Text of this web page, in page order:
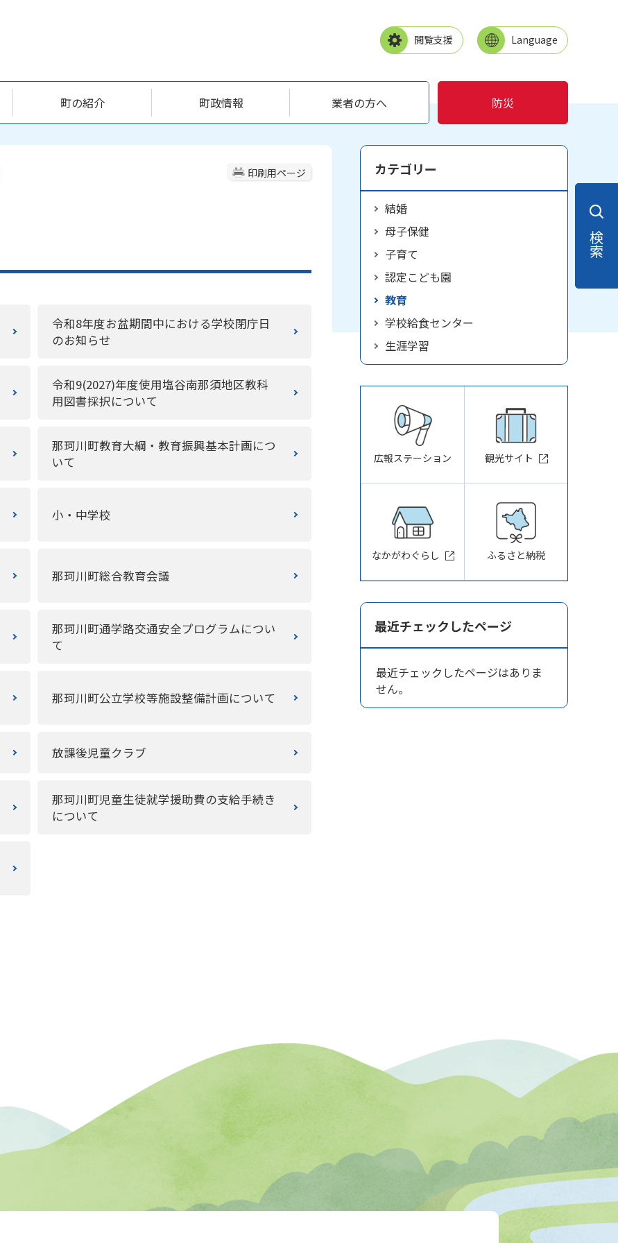
閲覧支援 Language
町の紹介 町政情報 業者の方へ 防災
印刷用ページ
令和8年度お盆期間中における学校閉庁日
のお知らせ
令和9(2027)年度使用塩谷南那須地区教科
用図書採択について
那珂川町教育大綱・教育振興基本計画につ
いて
小・中学校
那珂川町総合教育会議
那珂川町通学路交通安全プログラムについ
て
那珂川町公立学校等施設整備計画について
放課後児童クラブ
那珂川町児童生徒就学援助費の支給手続き
について
カテゴリー
結婚
母子保健
子育て
認定こども園
教育
学校給食センター
生涯学習
広報ステーション 観光サイト
なかがわぐらし ふるさと納税
最近チェックしたページ
最近チェックしたページはありま
せん。
検索